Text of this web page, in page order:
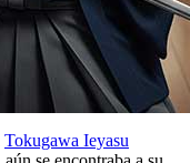
Tokugawa Ieyasu